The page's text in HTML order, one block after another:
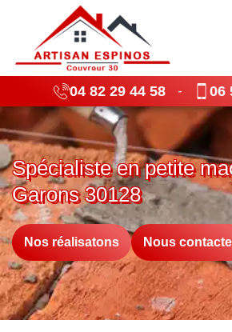
04 82 29 44 58 - 06
Spécialiste en petite
Garons 30128
Nos réalisatons Nous